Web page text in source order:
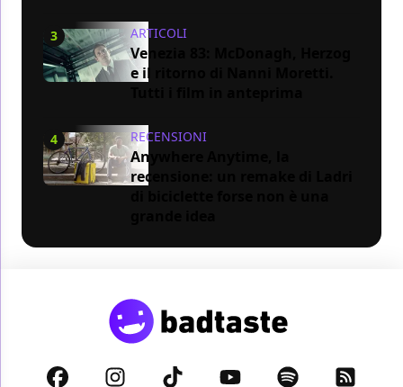
3 ARTICOLI
Venezia 83: McDonagh, Herzog
e il ritorno di Nanni Moretti.
4 RECENSIONI
Anywhere Anytime, la
recensione: un remake di Ladri